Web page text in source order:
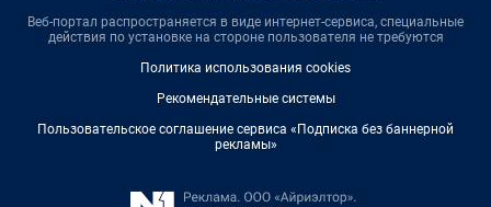
Веб-портал распространяется в виде интернет-сервиса, специальные
действия по установке на стороне пользователя не требуются
Политика использования cookies
Рекомендательные системы
Пользовательское соглашение сервиса «Подписка без баннерной
рекламы»